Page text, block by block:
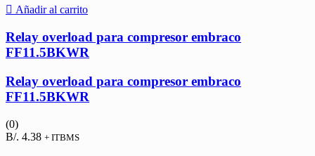
Añadir al carrito
Relay overload para compresor embraco
FF11.5BKWR
Relay overload para compresor embraco
FF11.5BKWR
(0)
B/. 4.38 + ITBMS